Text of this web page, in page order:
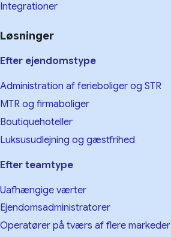
Integrationer
Løsninger
Efter ejendomstype
Administration af ferieboliger og STR
MTR og firmaboliger
Boutiquehoteller
Luksusudlejning og gæstfrihed
Efter teamtype
Uafhængige værter
Ejendomsadministratorer
Operatører på tværs af flere markeder